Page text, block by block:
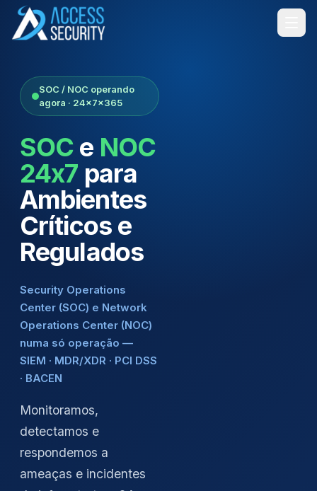
SOC / NOC operando
agora · 24x7x365
SOC e NOC
24x7 para
Ambientes
Críticos e
Regulados
Security Operations
Center (SOC) e Network
Operations Center (NOC)
numa só operação —
SIEM · MDR/XDR · PCI DSS
· BACEN
Monitoramos,
detectamos e
respondemos a
ameaças e incidentes